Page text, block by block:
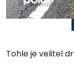
Tohle je velitel